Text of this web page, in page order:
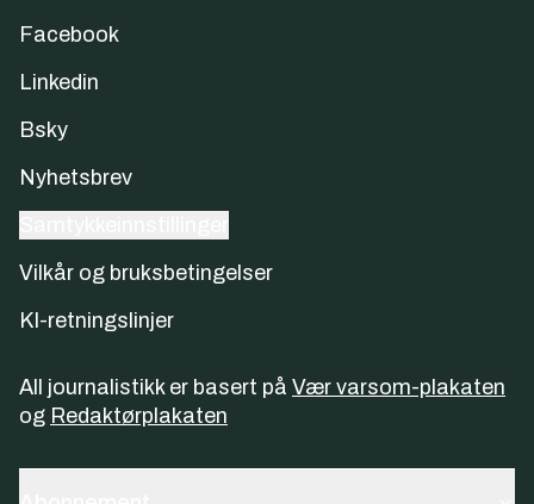
Facebook
Linkedin
Bsky
Nyhetsbrev
Vilkår og bruksbetingelser
KI-retningslinjer
All journalistikk er basert på Vær varsom-plakaten
og Redaktørplakaten